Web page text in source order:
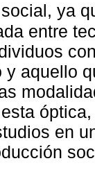
ya
entre
y aquello
en